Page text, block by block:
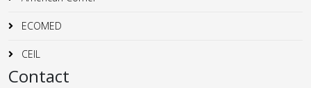
ECOMED
CEIL
Contact